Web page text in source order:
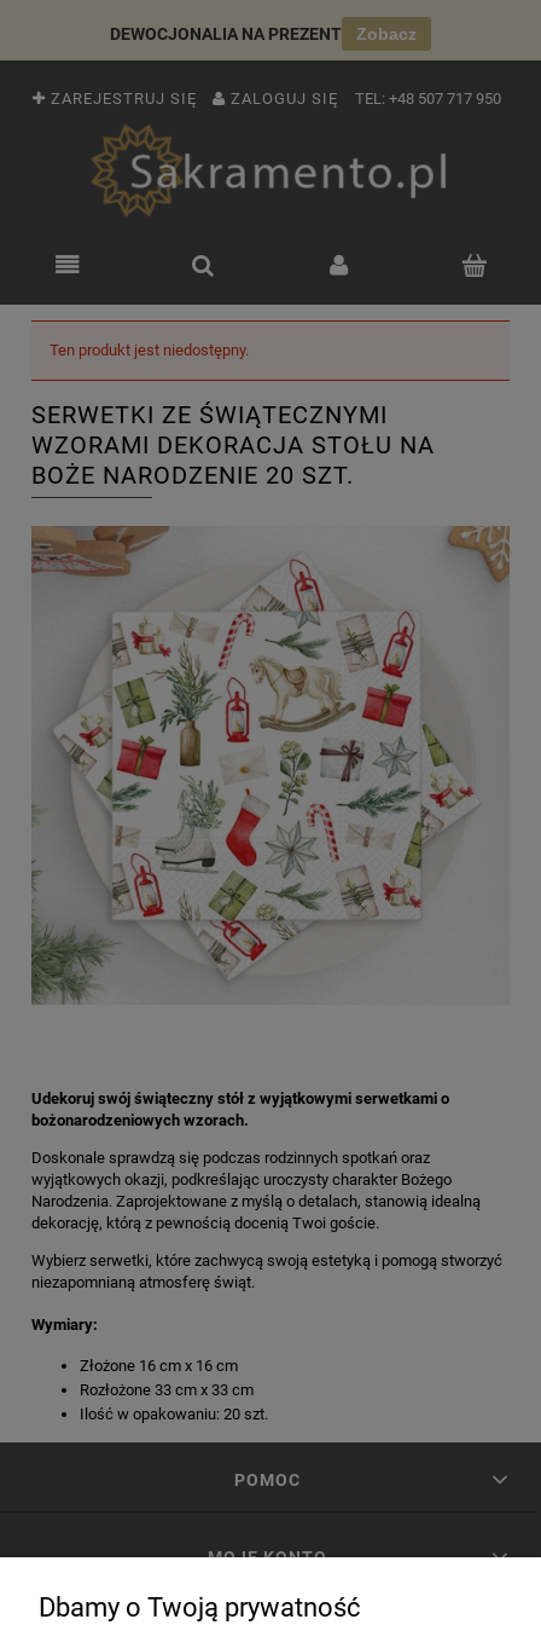
DEWOCJONALIA NA PREZENT Zobacz
ZAREJESTRUJ SIĘ ZALOGUJ SIĘ TEL: +48 507 717 950
Ten produkt jest niedostępny.
SERWETKI ZE ŚWIĄTECZNYMI
WZORAMI DEKORACJA STOŁU NA
BOŻE NARODZENIE 20 SZT.
Udekoruj swój świąteczny stół z wyjątkowymi serwetkami o
bożonarodzeniowych wzorach.
Doskonale sprawdzą się podczas rodzinnych spotkań oraz
wyjątkowych okazji, podkreślając uroczysty charakter Bożego
Narodzenia. Zaprojektowane z myślą o detalach, stanowią idealną
dekorację, którą z pewnością docenią Twoi goście.
Wybierz serwetki, które zachwycą swoją estetyką i pomogą stworzyć
niezapomnianą atmosferę świąt.
Wymiary:
Złożone 16 cm x 16 cm
Rozłożone 33 cm x 33 cm
Ilość w opakowaniu: 20 szt.
POMOC
MOJE KONTO
Dbamy o Twoją prywatność